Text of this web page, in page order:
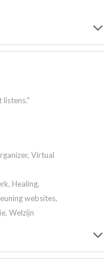
listens."
Virtual
Healing,
websites,
Welzijn